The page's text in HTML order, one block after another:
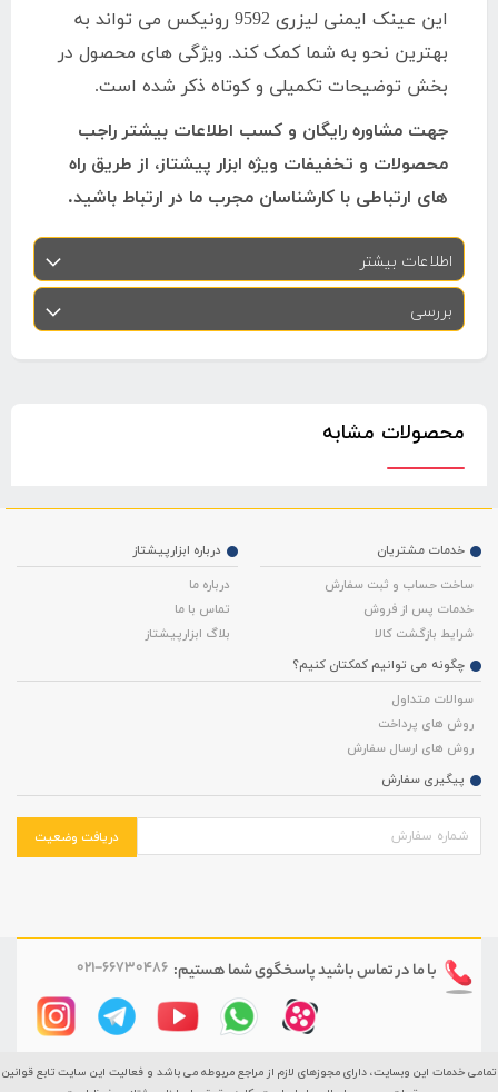
این عینک ایمنی لیزری 9592 رونیکس می تواند به
بهترین نحو به شما کمک کند. ویژگی های محصول در
بخش توضیحات تکمیلی و کوتاه ذکر شده است.
جهت مشاوره رایگان و کسب اطلاعات بیشتر راجب
محصولات و تخفیفات ویژه ابزار پیشتاز، از طریق راه
های ارتباطی با کارشناسان مجرب ما در ارتباط باشید.
اطلاعات بیشتر
بررسی
محصولات مشابه
درباره ابزارپیشتاز
درباره ما
تماس با ما
بلاگ ابزارپیشتاز
خدمات مشتریان
ساخت حساب و ثبت سفارش
خدمات پس از فروش
شرایط بازگشت کالا
چگونه می توانیم کمکتان کنیم؟
سوالات متداول
روش های پرداخت
روش های ارسال سفارش
پیگیری سفارش
دریافت وضعیت
با ما در تماس باشیدپاسخگوی شما هستیم: 021-66730486
تمامی خدمات این وبسایت، دارای مجوزهای لازم از مراجع مربوطه می باشد و فعالیت این سایت تابع قوانین